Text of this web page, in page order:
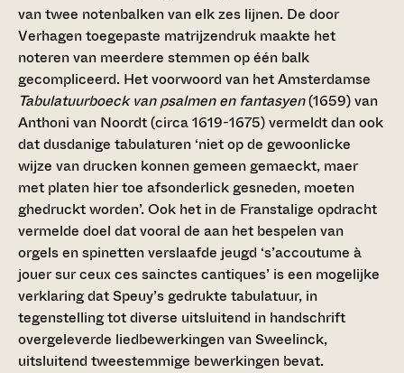
van twee notenbalken van elk zes lijnen. De door
Verhagen toegepaste matrijzendruk maakte het
noteren van meerdere stemmen op één balk
gecompliceerd. Het voorwoord van het Amsterdamse
Tabulatuurboeck van psalmen en fantasyen(1659) van
Anthoni van Noordt (circa 1619-1675) vermeldt dan ook
dat dusdanige tabulaturen ‘niet op de gewoonlicke
wijze van drucken konnen gemeen gemaeckt, maer
met platen hier toe afsonderlick gesneden, moeten
ghedruckt worden’. Ook het in de Franstalige opdracht
vermelde doel dat vooral de aan het bespelen van
orgels en spinetten verslaafde jeugd ‘s’accoutume à
jouer sur ceux ces sainctes cantiques’ is een mogelijke
verklaring dat Speuy’s gedrukte tabulatuur, in
tegenstelling tot diverse uitsluitend in handschrift
overgeleverde liedbewerkingen van Sweelinck,
uitsluitend tweestemmige bewerkingen bevat.